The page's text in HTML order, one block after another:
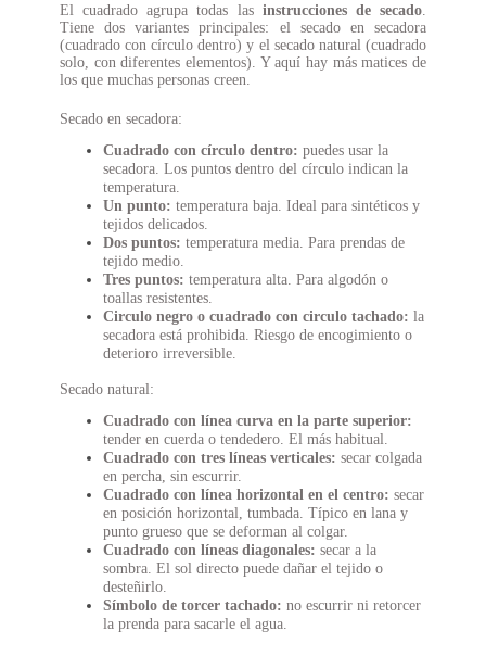
El cuadrado agrupa todas las instrucciones de secado
Tiene dos variantes principales: el secado en secadora
(cuadrado con círculo dentro) y el secado natural (cuadrado
solo, con diferentes elementos). Y aquí hay más matices de
los que muchas personas creen.
Secado en secadora:
Cuadrado con círculo dentro: puedes usar la
secadora. Los puntos dentro del círculo indican la
temperatura.
Un punto: temperatura baja. Ideal para sintéticos y
tejidos delicados.
Dos puntos: temperatura media. Para prendas de
tejido medio.
Tres puntos: temperatura alta. Para algodón o
toallas resistentes.
Circulo negro o cuadrado con circulo tachado: la
secadora está prohibida. Riesgo de encogimiento o
deterioro irreversible.
Secado natural:
Cuadrado con línea curva en la parte superior:
tender en cuerda o tendedero. El más habitual.
Cuadrado con tres líneas verticales: secar colgada
en percha, sin escurrir.
Cuadrado con línea horizontal en el centro: secar
en posición horizontal, tumbada. Típico en lana y
punto grueso que se deforman al colgar.
Cuadrado con líneas diagonales: secar a la
sombra. El sol directo puede dañar el tejido o
desteñirlo.
Símbolo de torcer tachado: no escurrir ni retorcer
la prenda para sacarle el agua.